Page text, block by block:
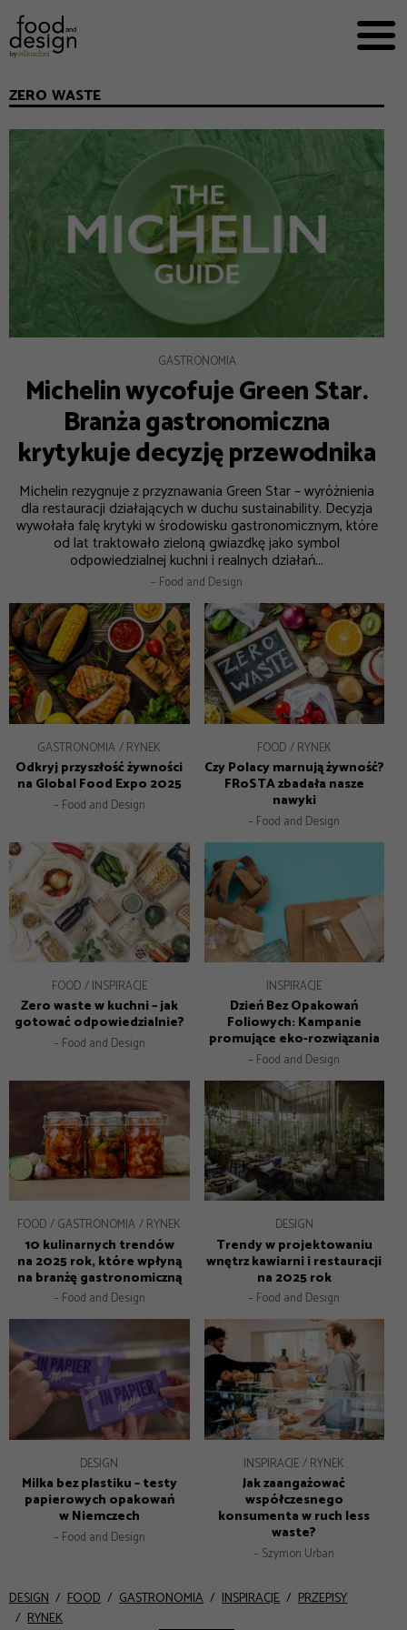


EKSPERCI
FOOD WORKING
E-BOOKI
O NAS
REKLAMA
ZERO WASTE
GASTRONOMIA
Michelin wycofuje Green Star.
Branża gastronomiczna
krytykuje decyzję przewodnika
Michelin rezygnuje z przyznawania Green Star – wyróżnienia
dla restauracji działających w duchu sustainability. Decyzja
wywołała falę krytyki w środowisku gastronomicznym, które
od lat traktowało zieloną gwiazdkę jako symbol
odpowiedzialnej kuchni i realnych działań...
– Food and Design
GASTRONOMIA RYNEK
Odkryj przyszłość żywności
na Global Food Expo 2025
– Food and Design
FOOD RYNEK
Czy Polacy marnują żywność?
FRoSTA zbadała nasze
nawyki
– Food and Design
FOOD INSPIRACJE
Zero waste w kuchni – jak
gotować odpowiedzialnie?
– Food and Design
INSPIRACJE
Dzień Bez Opakowań
Foliowych: Kampanie
promujące eko-rozwiązania
– Food and Design
FOOD GASTRONOMIA RYNEK
10 kulinarnych trendów
na 2025 rok, które wpłyną
na branżę gastronomiczną
– Food and Design
DESIGN
Trendy w projektowaniu
wnętrz kawiarni i restauracji
na 2025 rok
– Food and Design
DESIGN
Milka bez plastiku – testy
papierowych opakowań
w Niemczech
– Food and Design
INSPIRACJE RYNEK
Jak zaangażować
współczesnego
konsumenta w ruch less
waste?
– Szymon Urban
DESIGN FOOD GASTRONOMIA INSPIRACJE
PRZEPISY
RYNEK